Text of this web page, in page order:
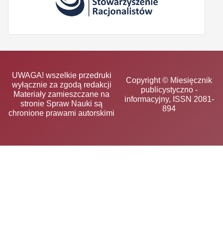
UWAGA! wszelkie przedruki
wyłącznie za zgodą redakcji
Materiały zamieszczane na
stronie Spraw Nauki są
chronione prawami autorskimi
Copyright © Miesięcznik
publicystyczno -
informacyjny, ISSN 2081-
894